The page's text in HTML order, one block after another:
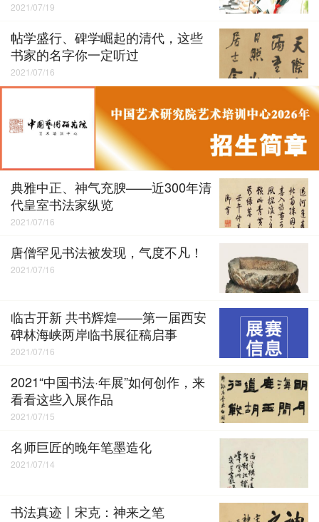
2021/07/19
帖学盛行、碑学崛起的清代，这些
书家的名字你一定听过
2021/07/16
典雅中正、神气充腴——近300年清
代皇室书法家纵览
2021/07/16
唐僧罕见书法被发现，气度不凡！
2021/07/16
临古开新 共书辉煌——第一届西安
碑林海峡两岸临书展征稿启事
2021/07/16
2021“中国书法·年展”如何创作，来
看看这些入展作品
2021/07/15
名师巨匠的晚年笔墨造化
2021/07/14
书法真迹丨宋克：神来之笔